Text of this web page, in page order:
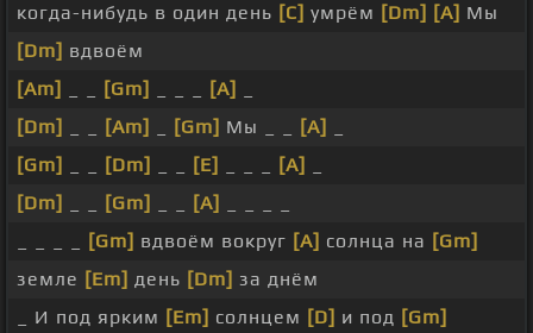
когда-нибудь в один день [C] умрём [Dm] [A] Мы
[Dm] вдвоём
[Am]
[Gm] [A]
[Dm]
[Am] [Gm] Мы _ _ [A]
[Gm]
[Dm] [E] [A]
[Dm]
[Gm] [A]
[Gm] вдвоём вокруг [A] солнца на [Gm]
земле [Em] день [Dm] за днём
_ И под ярким [Em] солнцем [D] и под [Gm]